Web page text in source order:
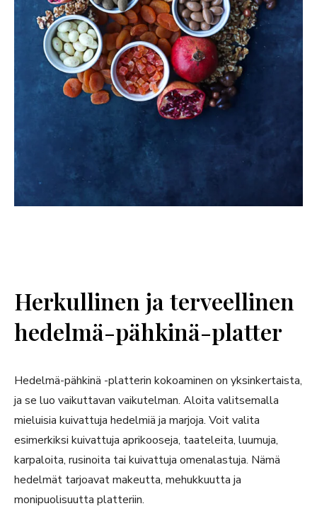
Herkullinen ja terveellinen
hedelmä-pähkinä-platter
Hedelmä-pähkinä -platterin kokoaminen on yksinkertaista,
ja se luo vaikuttavan vaikutelman. Aloita valitsemalla
mieluisia kuivattuja hedelmiä ja marjoja. Voit valita
esimerkiksi kuivattuja aprikooseja, taateleita, luumuja,
karpaloita, rusinoita tai kuivattuja omenalastuja. Nämä
hedelmät tarjoavat makeutta, mehukkuutta ja
monipuolisuutta platteriin.